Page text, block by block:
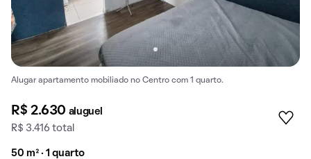
Alugar apartamento mobiliado no Centro com 1 quarto.
R$ 2.630 aluguel
R$ 3.416 total
50 m² · 1 quarto